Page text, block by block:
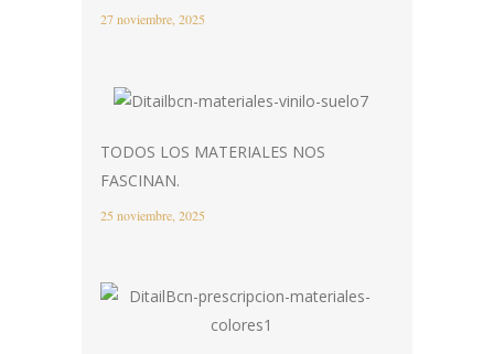
27 noviembre, 2025
TODOS LOS MATERIALES NOS
FASCINAN.
25 noviembre, 2025